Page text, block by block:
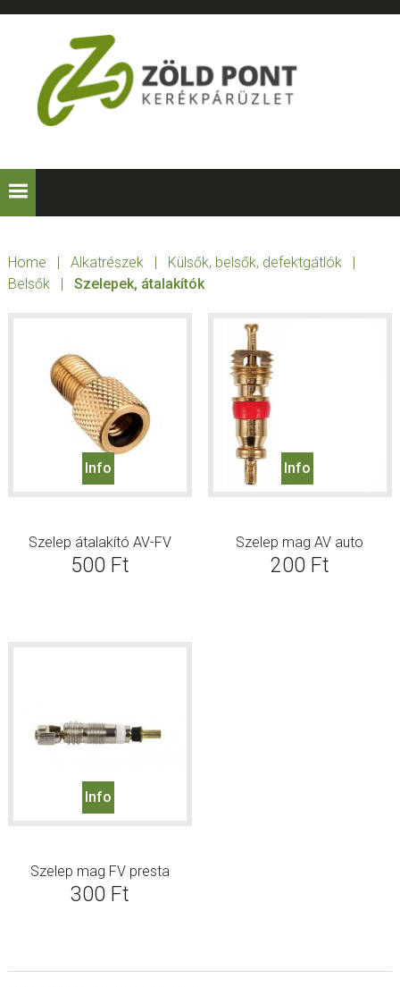
Skip
navigation
Skip
content
Skip
sidebar
Skip
ZÖLD
PONT
Home | Alkatrészek | Külsők, belsők, defektgátlók
|
Belsők
| Szelepek, átalakítók
Info
Szelep átalakító AV-FV
500 Ft
Info
Szelep mag AV auto
200 Ft
Info
Szelep mag FV presta
300 Ft